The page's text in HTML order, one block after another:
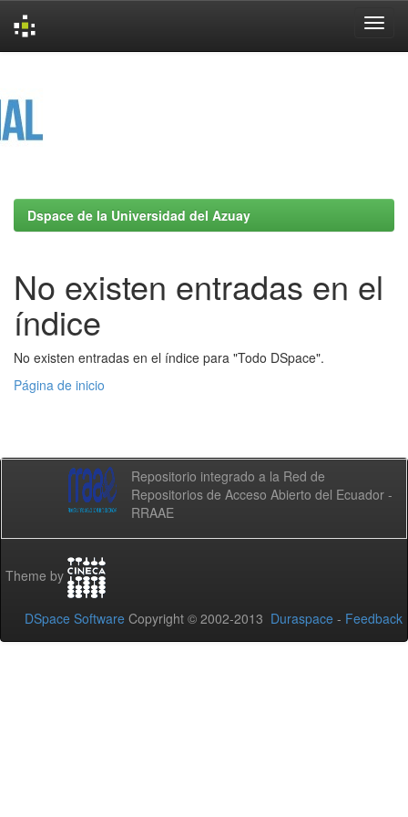
Dspace de la Universidad del Azuay
No existen entradas en el
índice
No existen entradas en el índice para "Todo DSpace".
Página de inicio
Repositorio integrado a la Red de
Repositorios de Acceso Abierto del Ecuador -
RRAAE
Theme by
DSpace Software Copyright © 2002-2013 Duraspace - Feedback